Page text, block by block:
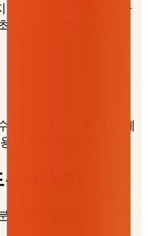
가 함께 제공됩니다. 바
만에 확인하세요.
있습니다 — 학급 전체
으로 완벽합니다.
4단계
이면 충분합니다